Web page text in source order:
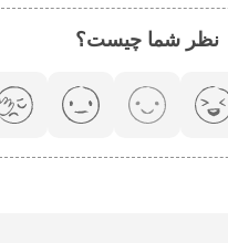
نظر شما چیست؟